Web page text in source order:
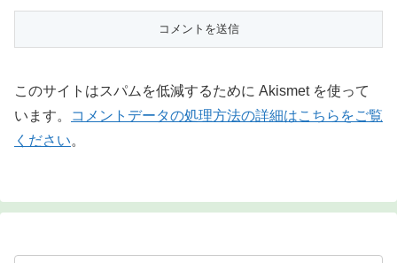
このサイトはスパムを低減するために Akismet を使って
います。
コメントデータの処理方法の詳細はこちらをご覧
ください。